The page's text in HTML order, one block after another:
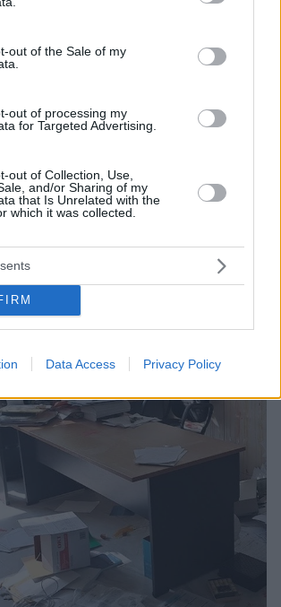
to Google and its third-party tags to
below specified purposes in below Google
out of the Sale of my
out of processing my
for Targeted Advertising.
out of Collection, Use,
and/or Sharing of my
that Is Unrelated with the
which it was collected.
Data Access Privacy Policy
επίτιμο Διδάκτορα του ΕΚΠΑ ο
Χριστόφορος Πισσαρίδης
καθηγητή, Sir Χριστόφορου
τίτλο: «η Τεχνητή Νοημοσύνη και η
αγορά εργασίας»
3